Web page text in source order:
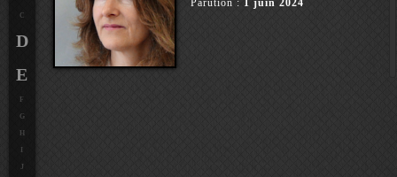
Parution : 1 juin 2024
C
D
E
F
G
H
J